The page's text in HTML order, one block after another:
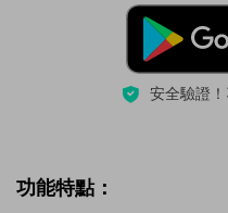
安全驗證！
功能特點：